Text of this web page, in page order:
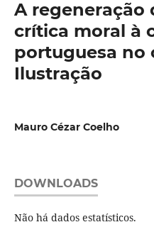
A regeneração
crítica moral à
portuguesa no
Ilustração
Mauro Cézar Coelho
DOWNLOADS
Não há dados estatísticos.